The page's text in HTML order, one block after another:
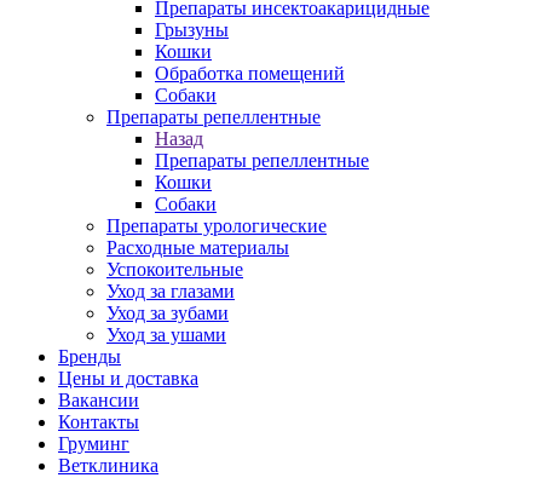
Препараты инсектоакарицидные
Грызуны
Кошки
Обработка помещений
Собаки
Препараты репеллентные
Назад
Препараты репеллентные
Кошки
Собаки
Препараты урологические
Расходные материалы
Успокоительные
Уход за глазами
Уход за зубами
Уход за ушами
Бренды
Цены и доставка
Вакансии
Контакты
Груминг
Ветклиника